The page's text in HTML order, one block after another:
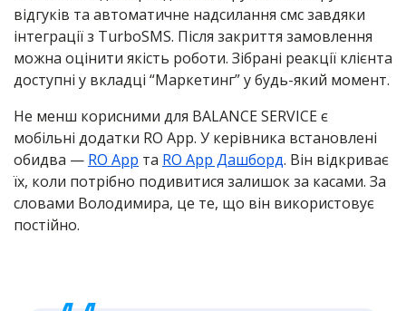
відгуків та автоматичне надсилання смс завдяки
інтеграції з TurboSMS. Після закриття замовлення
можна оцінити якість роботи. Зібрані реакції клієнта
доступні у вкладці “Маркетинг” у будь-який момент.
Не менш корисними для BALANCE SERVICE є
мобільні додатки RO App. У керівника встановлені
обидва — RO App та RO App Дашборд. Він відкриває
їх, коли потрібно подивитися залишок за касами. За
словами Володимира, це те, що він використовує
постійно.